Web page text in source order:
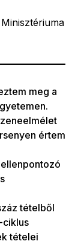
meg a
értem
tételből
ciklus
tételei